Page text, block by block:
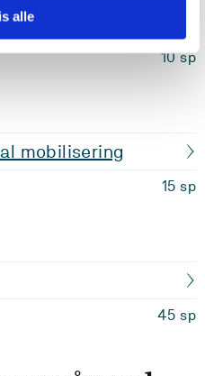
alle
10 sp
mobilisering
15 sp
45 sp